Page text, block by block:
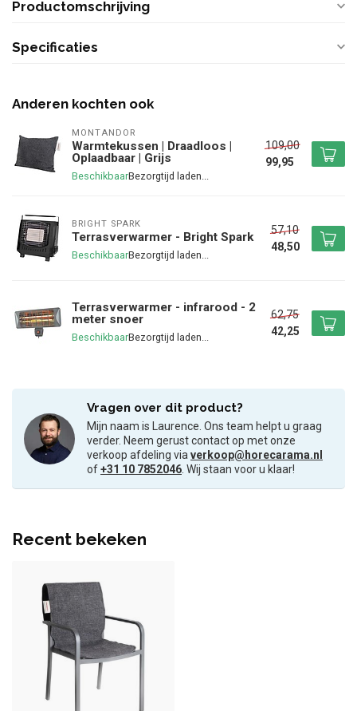
Productomschrijving
Specificaties
Anderen kochten ook
MONTANDOR
Warmtekussen | Draadloos |
Oplaadbaar | Grijs
Beschikbaar
109,00
99,95
BRIGHT SPARK
Terrasverwarmer - Bright Spark
Beschikbaar
57,10
48,50
Terrasverwarmer - infrarood - 2
meter snoer
Beschikbaar
62,75
42,25
Vragen over dit product?
Mijn naam is Laurence. Ons team helpt u graag
verder. Neem gerust contact op met onze
verkoop afdeling viaverkoop@horecarama.nl
of+31 10 7852046. Wij staan voor u klaar!
Recent bekeken